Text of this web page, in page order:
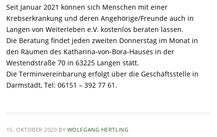
Seit Januar 2021 können sich Menschen mit einer
Krebserkrankung und deren Angehörige/Freunde auch in
Langen von Weiterleben e.V. kostenlos beraten lassen.
Die Beratung findet jeden zweiten Donnerstag im Monat in
den Räumen des Katharina-von-Bora-Hauses in der
Westendstraße 70 in 63225 Langen statt.
Die Terminvereinbarung erfolgt über die Geschäftsstelle in
Darmstadt, Tel: 06151 – 392 77 61.
15. OKTOBER 2020 BY WOLFGANG HERTLING